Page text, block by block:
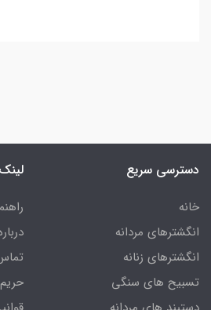
دسترسی سریع
خانه
انگشترهای مردانه
انگشترهای زنانه
تسبیح های سنگی